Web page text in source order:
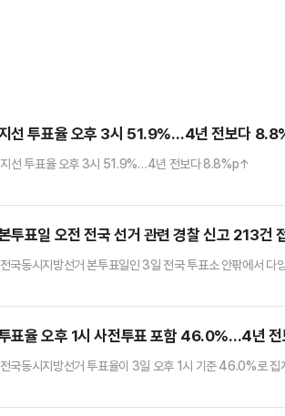
선 투표율 오후 3시 51.9%…4년 전보다
선 투표율 오후 3시 51.9%…4년 전보다 8.8%p↑
투표일 오전 전국 선거 관련 경찰 신고 213건
국동시지방선거 본투표일인 3일 전국 투표소 안팎에서
었다.오인 신고 등을 포함한 기타 신고는 173건으로 집계
표율 오후 1시 사전투표 포함 46.0%…4년
국동시지방선거 투표율이 3일 오후 1시 기준 46.0%로
투표소에서 일제히 시작됐으며 전체 유권자 4464만